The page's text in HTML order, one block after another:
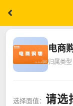
电商
归属类型
选择面值： 请选